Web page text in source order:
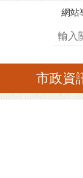
網站
搜尋
市政資